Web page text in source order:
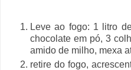
Leve ao fogo: 1 litro
chocolate em pó, 3
amido de milho, mexa
retire do fogo,